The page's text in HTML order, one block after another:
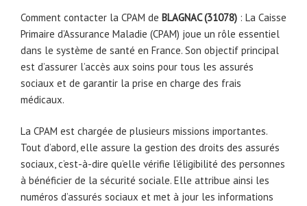
Comment contacter la CPAM de BLAGNAC (31078) : La Caisse
Primaire d’Assurance Maladie (CPAM) joue un rôle essentiel
dans le système de santé en France. Son objectif principal
est d’assurer l’accès aux soins pour tous les assurés
sociaux et de garantir la prise en charge des frais
médicaux.
La CPAM est chargée de plusieurs missions importantes.
Tout d’abord, elle assure la gestion des droits des assurés
sociaux, c’est-à-dire qu’elle vérifie l’éligibilité des personnes
à bénéficier de la sécurité sociale. Elle attribue ainsi les
numéros d’assurés sociaux et met à jour les informations